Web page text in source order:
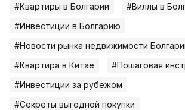
#Квартиры в Болгарии
#Виллы в
#Инвестиции в Болгарию
#Новости рынка недвижимости
#Квартира в Китае
#Пошаговая
#Инвестиции за рубежом
#Секреты выгодной покупки